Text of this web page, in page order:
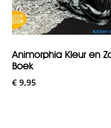
Animorphia Kleur en
Boek
€ 9,95